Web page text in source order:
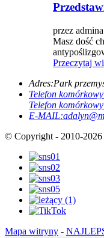
przez
Masz dość
Przeczytaj
Adres:Park
Telefon
Telefon
E-MAIL:
© Copyright - 2010-2026
Mapa witryny -